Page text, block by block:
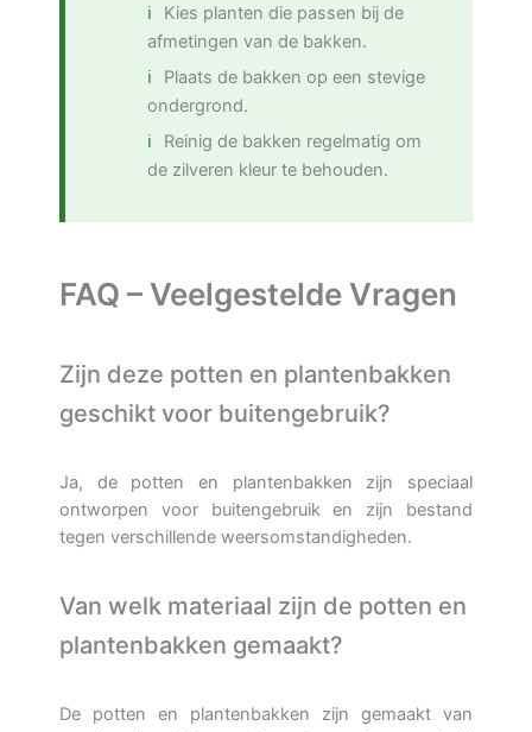
Kies planten die passen bij de
afmetingen van de bakken.
Plaats de bakken op een stevige
ondergrond.
Reinig de bakken regelmatig om
de zilveren kleur te behouden.
FAQ – Veelgestelde Vragen
Zijn deze potten en plantenbakken
geschikt voor buitengebruik?
Ja, de potten en plantenbakken zijn speciaal
ontworpen voor buitengebruik en zijn bestand
tegen verschillende weersomstandigheden.
Van welk materiaal zijn de potten en
plantenbakken gemaakt?
De potten en plantenbakken zijn gemaakt van